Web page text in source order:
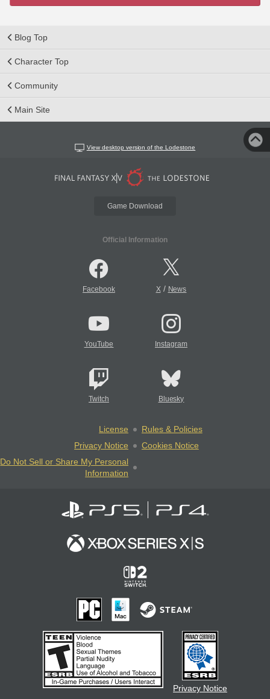
Blog Top
Character Top
Community
Main Site
View desktop version of the Lodestone
Game Download
Official Information
Facebook X/ News
YouTube Instagram
Twitch Bluesky
License
Rules & Policies
Privacy Notice
Cookies Notice
Do Not Sell or Share My Personal
Information
Privacy Notice